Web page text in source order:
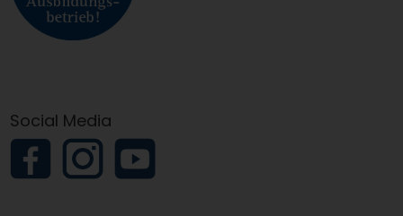
Social Media